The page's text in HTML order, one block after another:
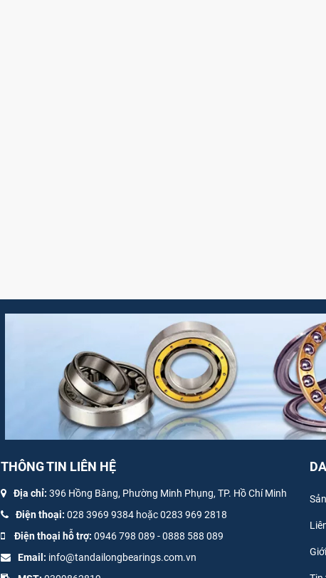
THÔNG TIN LIÊN HỆ
Địa chỉ: 396 Hồng Bàng, Phường Minh Phụng, TP. Hồ Chí Minh
Điện thoại: 028 3969 9384 hoặc 0283 969 2818
Điện thoại hỗ trợ: 0946 798 089 -0888 588 089
Email: info@tandailongbearings.com.vn